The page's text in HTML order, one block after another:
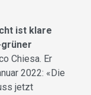
ist klare
Chiesa. Er
2022: «Die
jetzt